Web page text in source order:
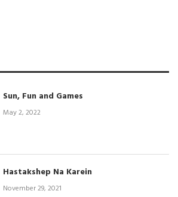
Sun, Fun and Games
May 2, 2022
Hastakshep Na Karein
November 29, 2021